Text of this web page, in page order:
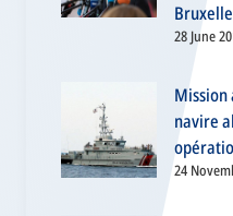
28 June
navire
24